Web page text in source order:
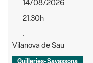
14/08/2026
21.30h
.
Vilanova de Sau
Guilleries-Savassona